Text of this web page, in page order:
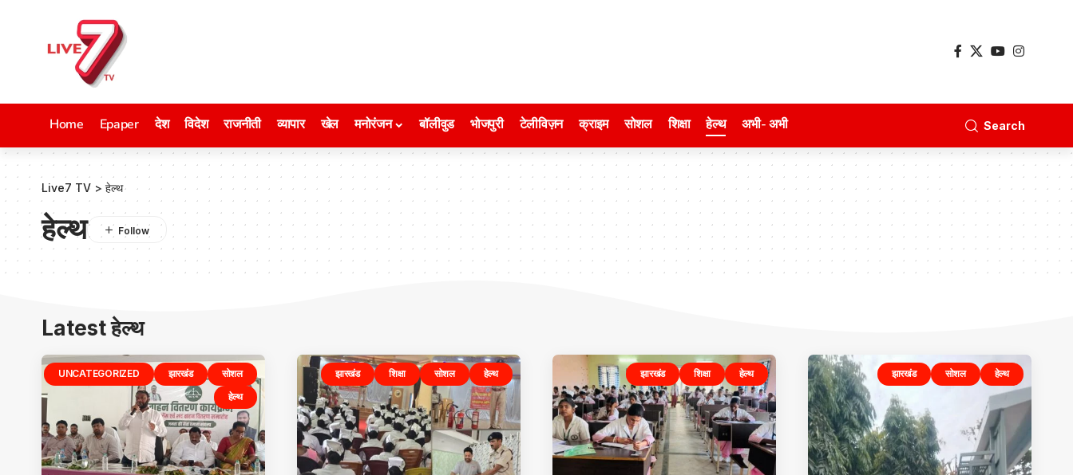
Home Epaper देश विदेश राजनीती व्यापार खेल मनोरंजन बॉलीवुड भोजपुरी टेलीविज़न क्राइम सोशल शिक्षा हेल्थ अभी- अभी Search
Live7 TV > हेल्थ
हेल्थ
Latest हेल्थ
UNCATEGORIZED झारखंड
सोशल
हेल्थ
झारखंड शिक्षा सोशल हेल्थ झारखंड शिक्षा हेल्थ झारखंड सोशल हेल्थ